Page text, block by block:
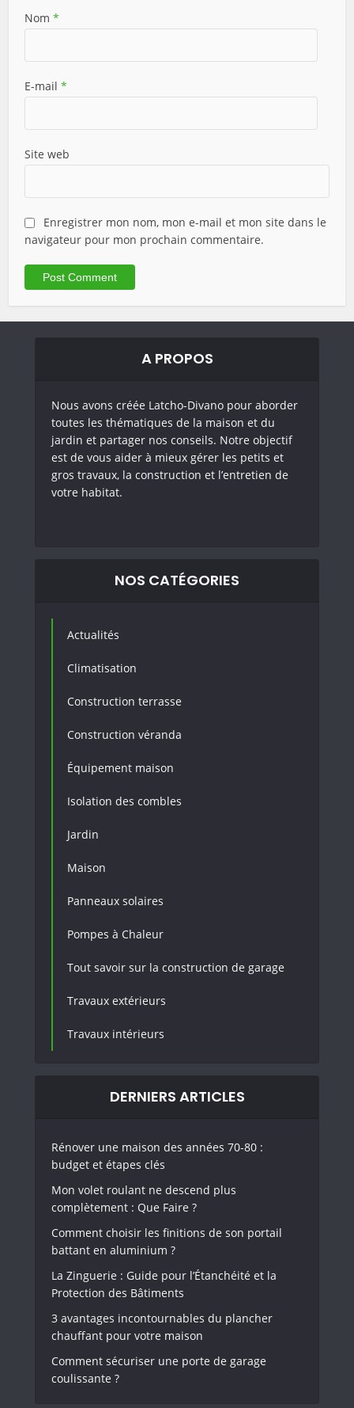
Nom*
E-mail*
Site web
Enregistrer mon nom, mon e-mail et mon site dans le
navigateur pour mon prochain commentaire.
A PROPOS
Nous avons créée Latcho-Divano pour aborder
toutes les thématiques de la maison et du
jardin et partager nos conseils. Notre objectif
est de vous aider à mieux gérer les petits et
gros travaux, la construction et l’entretien de
votre habitat.
NOS CATÉGORIES
Actualités
Climatisation
Construction terrasse
Construction véranda
Équipement maison
Isolation des combles
Jardin
Maison
Panneaux solaires
Pompes à Chaleur
Tout savoir sur la construction de garage
Travaux extérieurs
Travaux intérieurs
DERNIERS ARTICLES
Rénover une maison des années 70-80 :
budget et étapes clés
Mon volet roulant ne descend plus
complètement : Que Faire ?
Comment choisir les finitions de son portail
battant en aluminium ?
La Zinguerie : Guide pour l’Étanchéité et la
Protection des Bâtiments
3 avantages incontournables du plancher
chauffant pour votre maison
Comment sécuriser une porte de garage
coulissante ?